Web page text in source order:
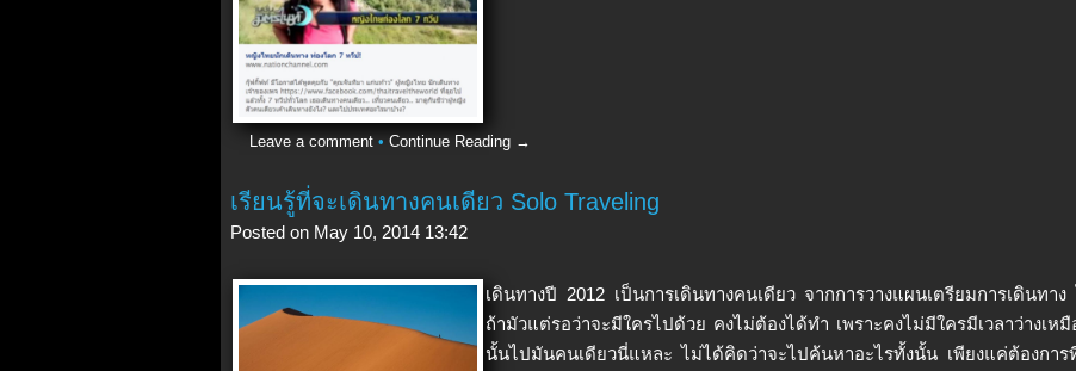
Leave a comment • Continue Reading →
เรียนรู้ที่จะเดินทางคนเดียว Solo Traveling
Posted on May 10, 2014 13:42
เดินทางปี 2012 เป็นการเดินทางคนเดียว จากการวางแผนเตรียมการเดินทา
ถ้ามัวแต่รอว่าจะมีใครไปด้วย คงไม่ต้องได้ทำ เพราะคงไม่มีใครมีเวลาว่างเ
นั้นไปมันคนเดียวนี่แหละ ไม่ได้คิดว่าจะไปค้นหาอะไรทั้งนั้น เพียงแค่ต้องการ